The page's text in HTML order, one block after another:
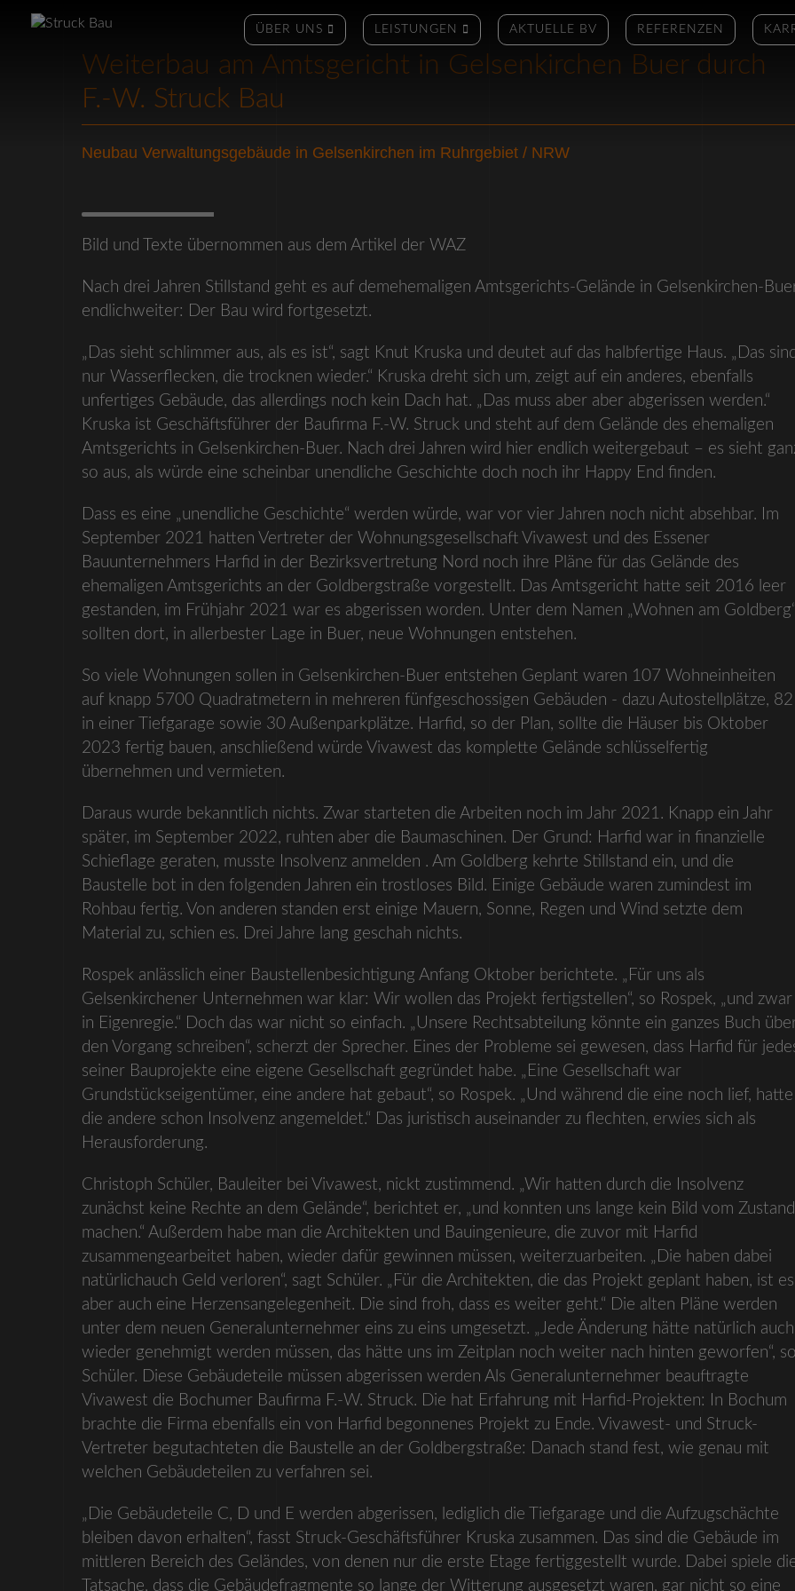
ÜBER UNS LEISTUNGEN AKTUELLE BV REFERENZEN
Weiterbau am Amtsgericht in Gelsenkirchen Buer durch
F.-W. Struck Bau
Neubau Verwaltungsgebäude in Gelsenkirchen im Ruhrgebiet / NRW
Bild und Texte übernommen aus dem Artikel der WAZ
Nach drei Jahren Stillstand geht es auf demehemaligen Amtsgerichts-Gelände in Gelsenkirchen-
endlichweiter: Der Bau wird fortgesetzt.
„Das sieht schlimmer aus, als es ist“, sagt Knut Kruska und deutet auf das halbfertige Haus. „Das
nur Wasserflecken, die trocknen wieder.“ Kruska dreht sich um, zeigt auf ein anderes, ebenfalls
unfertiges Gebäude, das allerdings noch kein Dach hat. „Das muss aber aber abgerissen werden.“
Kruska ist Geschäftsführer der Baufirma F.-W. Struck und steht auf dem Gelände des ehemaligen
Amtsgerichts in Gelsenkirchen-Buer. Nach drei Jahren wird hier endlich weitergebaut – es sieht
so aus, als würde eine scheinbar unendliche Geschichte doch noch ihr Happy End finden.
Dass es eine „unendliche Geschichte“ werden würde, war vor vier Jahren noch nicht absehbar. Im
September 2021 hatten Vertreter der Wohnungsgesellschaft Vivawest und des Essener
Bauunternehmers Harfid in der Bezirksvertretung Nord noch ihre Pläne für das Gelände des
ehemaligen Amtsgerichts an der Goldbergstraße vorgestellt. Das Amtsgericht hatte seit 2016 leer
gestanden, im Frühjahr 2021 war es abgerissen worden. Unter dem Namen „Wohnen am
sollten dort, in allerbester Lage in Buer, neue Wohnungen entstehen.
So viele Wohnungen sollen in Gelsenkirchen-Buer entstehen Geplant waren 107 Wohneinheiten
auf knapp 5700 Quadratmetern in mehreren fünfgeschossigen Gebäuden - dazu Autostellplätze, 82
in einer Tiefgarage sowie 30 Außenparkplätze. Harfid, so der Plan, sollte die Häuser bis Oktober
2023 fertig bauen, anschließend würde Vivawest das komplette Gelände schlüsselfertig
übernehmen und vermieten.
Daraus wurde bekanntlich nichts. Zwar starteten die Arbeiten noch im Jahr 2021. Knapp ein Jahr
später, im September 2022, ruhten aber die Baumaschinen. Der Grund: Harfid war in finanzielle
Schieflage geraten, musste Insolvenz anmelden . Am Goldberg kehrte Stillstand ein, und die
Baustelle bot in den folgenden Jahren ein trostloses Bild. Einige Gebäude waren zumindest im
Rohbau fertig. Von anderen standen erst einige Mauern, Sonne, Regen und Wind setzte dem
Material zu, schien es. Drei Jahre lang geschah nichts.
Rospek anlässlich einer Baustellenbesichtigung Anfang Oktober berichtete. „Für uns als
Gelsenkirchener Unternehmen war klar: Wir wollen das Projekt fertigstellen“, so Rospek, „und zwar
in Eigenregie.“ Doch das war nicht so einfach. „Unsere Rechtsabteilung könnte ein ganzes Buch
den Vorgang schreiben“, scherzt der Sprecher. Eines der Probleme sei gewesen, dass Harfid für
seiner Bauprojekte eine eigene Gesellschaft gegründet habe. „Eine Gesellschaft war
Grundstückseigentümer, eine andere hat gebaut“, so Rospek. „Und während die eine noch lief, hatte
die andere schon Insolvenz angemeldet.“ Das juristisch auseinander zu flechten, erwies sich als
Herausforderung.
Christoph Schüler, Bauleiter bei Vivawest, nickt zustimmend. „Wir hatten durch die Insolvenz
zunächst keine Rechte an dem Gelände“, berichtet er, „und konnten uns lange kein Bild vom Zustand
machen.“ Außerdem habe man die Architekten und Bauingenieure, die zuvor mit Harfid
zusammengearbeitet haben, wieder dafür gewinnen müssen, weiterzuarbeiten. „Die haben dabei
natürlichauch Geld verloren“, sagt Schüler. „Für die Architekten, die das Projekt geplant haben, ist es
aber auch eine Herzensangelegenheit. Die sind froh, dass es weiter geht.“ Die alten Pläne werden
unter dem neuen Generalunternehmer eins zu eins umgesetzt. „Jede Änderung hätte natürlich auch
wieder genehmigt werden müssen, das hätte uns im Zeitplan noch weiter nach hinten geworfen“,
Schüler. Diese Gebäudeteile müssen abgerissen werden Als Generalunternehmer beauftragte
Vivawest die Bochumer Baufirma F.-W. Struck. Die hat Erfahrung mit Harfid-Projekten: In Bochum
brachte die Firma ebenfalls ein von Harfid begonnenes Projekt zu Ende. Vivawest- und Struck-
Vertreter begutachteten die Baustelle an der Goldbergstraße: Danach stand fest, wie genau mit
welchen Gebäudeteilen zu verfahren sei.
„Die Gebäudeteile C, D und E werden abgerissen, lediglich die Tiefgarage und die Aufzugschächte
bleiben davon erhalten“, fasst Struck-Geschäftsführer Kruska zusammen. Das sind die Gebäude im
mittleren Bereich des Geländes, von denen nur die erste Etage fertiggestellt wurde. Dabei spiele
Tatsache, dass die Gebäudefragmente so lange der Witterung ausgesetzt waren, gar nicht so eine